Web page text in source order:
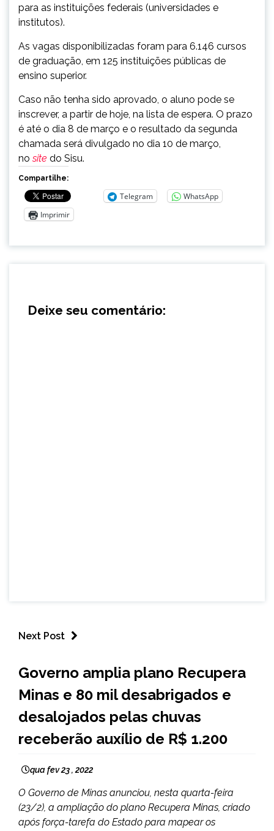
para as instituições federais (universidades e
institutos).
As vagas disponibilizadas foram para 6.146 cursos
de graduação, em 125 instituições públicas de
ensino superior.
Caso não tenha sido aprovado, o aluno pode se
inscrever, a partir de hoje, na lista de espera. O prazo
é até o dia 8 de março e o resultado da segunda
chamada será divulgado no dia 10 de março,
nosite do Sisu.
Compartilhe:
Telegram
WhatsApp
Imprimir
Deixe seu comentário:
Next Post
GERAIS
NOTÍCIAS
Governo amplia plano Recupera
Minas e 80 mil desabrigados e
desalojados pelas chuvas
receberão auxílio de R$ 1.200
qua fev 23 , 2022
O Governo de Minas anunciou, nesta quarta-feira
(23/2), a ampliação do plano Recupera Minas, criado
após força-tarefa do Estado para mapear os